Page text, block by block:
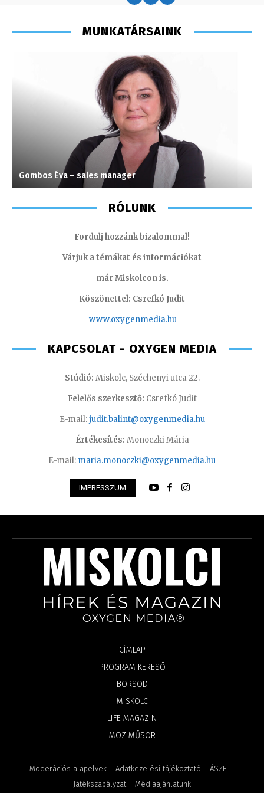
MUNKATÁRSAINK
Gombos Éva – sales manager
RÓLUNK
Fordulj hozzánk bizalommal!
Várjuk a témákat és információkat
már Miskolcon is.
Köszönettel: Csrefkó Judit
www.oxygenmedia.hu
KAPCSOLAT - OXYGEN MEDIA
Stúdió: Miskolc, Széchenyi utca 22.
Felelős szerkesztő: Csrefkó Judit
E-mail:judit.balint@oxygenmedia.hu
Értékesítés: Monoczki Mária
E-mail: maria.monoczki@oxygenmedia.hu
IMPRESSZUM
CÍMLAP
PROGRAM KERESŐ
BORSOD
MISKOLC
LIFE MAGAZIN
MOZIMŰSOR
Moderációs alapelvek Adatkezelési tájékoztató
ÁSZF
Játékszabályzat
Médiaajánlatunk